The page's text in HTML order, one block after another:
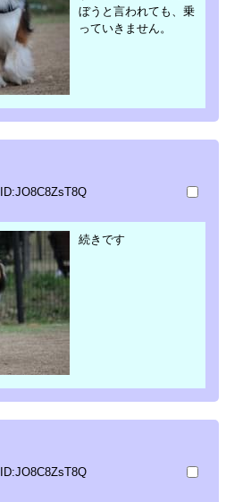
ぼうと言われても、乗
っていきません。
ID:JO8C8ZsT8Q
続きです
ID:JO8C8ZsT8Q